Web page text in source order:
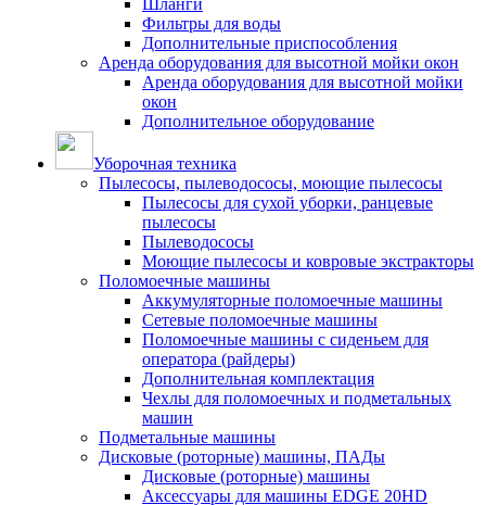
Шланги
Фильтры для воды
Дополнительные приспособления
Аренда оборудования для высотной мойки окон
Аренда оборудования для высотной мойки
окон
Дополнительное оборудование
Уборочная техника
Пылесосы, пылеводососы, моющие пылесосы
Пылесосы для сухой уборки, ранцевые
пылесосы
Пылеводососы
Моющие пылесосы и ковровые экстракторы
Поломоечные машины
Аккумуляторные поломоечные машины
Сетевые поломоечные машины
Поломоечные машины с сиденьем для
оператора (райдеры)
Дополнительная комплектация
Чехлы для поломоечных и подметальных
машин
Подметальные машины
Дисковые (роторные) машины, ПАДы
Дисковые (роторные) машины
Аксессуары для машины EDGE 20HD